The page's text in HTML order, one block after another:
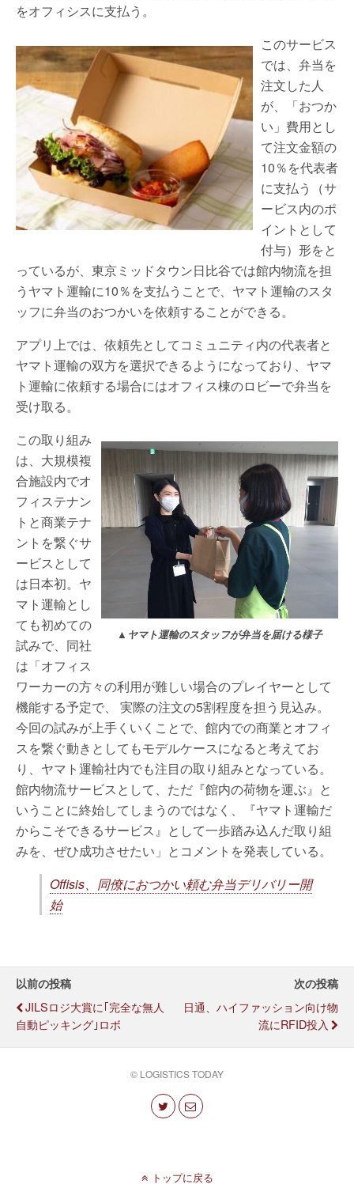
をオフィシスに支払う。
このサービス
では、弁当を
注文した人
が、「おつか
い」費用とし
て注文金額の
10％を代表者
に支払う（サ
ービス内のポ
イントとして
付与）形をと
っているが、東京ミッドタウン日比谷では館内物流を担
うヤマト運輸に10％を支払うことで、ヤマト運輸のスタ
ッフに弁当のおつかいを依頼することができる。
アプリ上では、依頼先としてコミュニティ内の代表者と
ヤマト運輸の双方を選択できるようになっており、ヤマ
ト運輸に依頼する場合にはオフィス棟のロビーで弁当を
受け取る。
▲ヤマト運輸のスタッフが弁当を届ける様子
この取り組み
は、大規模複
合施設内でオ
フィステナン
トと商業テナ
ントを繋ぐサ
ービスとして
は日本初。ヤ
マト運輸とし
ても初めての
試みで、同社
は「オフィス
ワーカーの方々の利用が難しい場合のプレイヤーとして
機能する予定で、 実際の注文の5割程度を担う見込み。
今回の試みが上手くいくことで、館内での商業とオフィ
スを繋ぐ動きとしてもモデルケースになると考えてお
り、ヤマト運輸社内でも注目の取り組みとなっている。
館内物流サービスとして、ただ『館内の荷物を運ぶ』と
いうことに終始してしまうのではなく、『ヤマト運輸だ
からこそできるサービス』として一歩踏み込んだ取り組
みを、ぜひ成功させたい」とコメントを発表している。
Offisis、同僚におつかい頼む弁当デリバリー開
始
以前の投稿
JILSロジ大賞に｢完全な無人
自動ピッキング｣ロボ
次の投稿
日通、ハイファッション向け物
流にRFID投入
© LOGISTICS TODAY
トップに戻る